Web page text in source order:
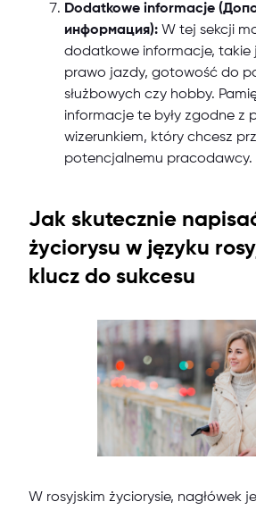
Dodatkowe informacje
информация): W tej sekcji
dodatkowe informacje, takie
prawo jazdy, gotowość do
służbowych czy hobby.
informacje te były zgodne z
wizerunkiem, który chcesz
potencjalnemu pracodawcy.
Jak skutecznie
życiorysu w języku
klucz do sukcesu
W rosyjskim życiorysie, nagłówek